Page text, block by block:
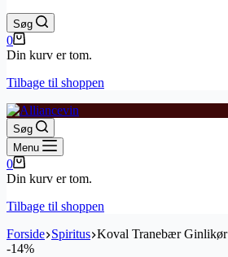
Søg
Indkøbskurv
0
Din kurv er tom.
Tilbage til shoppen
Søg
Menu
Indkøbskurv
0
Din kurv er tom.
Tilbage til shoppen
Forside Spiritus Koval Tranebær Ginlikør
-14%